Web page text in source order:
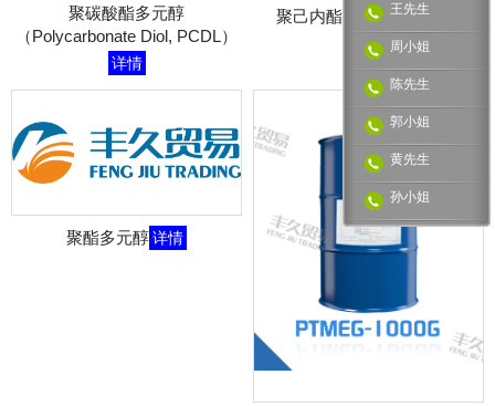
聚碳酸酯多元醇
（Polycarbonate Diol, PCDL）
详情
聚己内酯多元醇PCL详情
聚酯多元醇详情
王先生
周小姐
陈先生
郭小姐
黄先生
孙小姐